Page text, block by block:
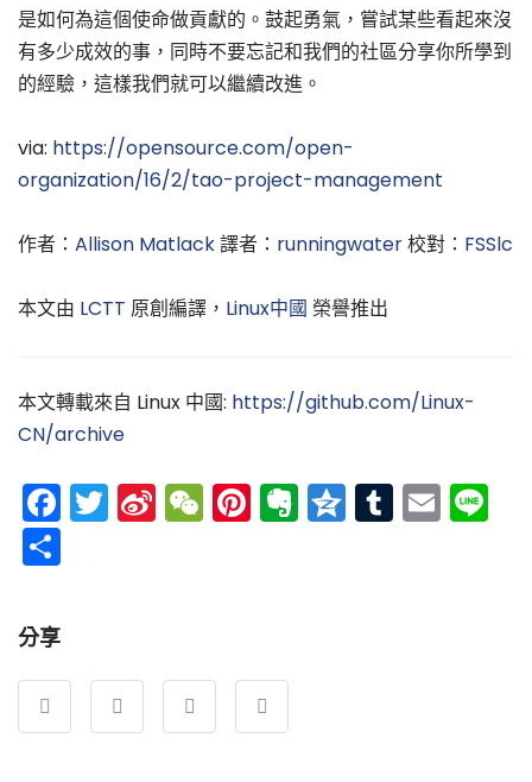
是如何為這個使命做貢獻的。鼓起勇氣，嘗試某些看起來沒
有多少成效的事，同時不要忘記和我們的社區分享你所學到
的經驗，這樣我們就可以繼續改進。
via: https://opensource.com/open-
organization/16/2/tao-project-management
作者： Allison Matlack譯者： runningwater校對： FSSlc
本文由 LCTT 原創編譯， Linux中國 榮譽推出
本文轉載來自 Linux 中國: https://github.com/Linux-
CN/archive
Facebook
Twitter
Sina
Weibo
WeChat
Pinterest
Evernote
Qzone
Tumblr
分享